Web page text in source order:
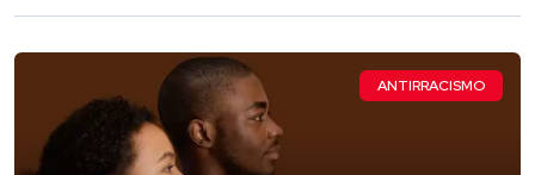
ANTIRRACISMO